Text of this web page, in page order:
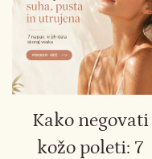
Kako negovati
kožo poleti: 7